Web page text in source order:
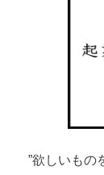
”欲しいもの